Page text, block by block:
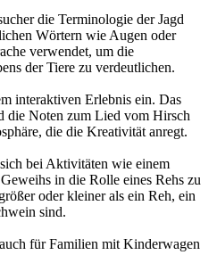
die Terminologie der Jagd
Wörtern wie Augen oder
verwendet, um die
der Tiere zu verdeutlichen.
interaktiven Erlebnis ein. Das
die Noten zum Lied vom Hirsch
die die Kreativität anregt.
bei Aktivitäten wie einem
in die Rolle eines Rehs zu
oder kleiner als ein Reh, ein
sind.
für Familien mit Kinderwagen